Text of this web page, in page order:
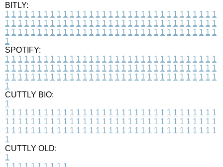
BITLY:
1 1 1 1 1 1 1 1 1 1 1 1 1 1 1 1 1 1 1 1 1 1 1 1 1 1 1 1 1 1 1 1 1
1 1 1 1 1 1 1 1 1 1 1 1 1 1 1 1 1 1 1 1 1 1 1 1 1 1 1 1 1 1 1 1 1
1 1 1 1 1 1 1 1 1 1 1 1 1 1 1 1 1 1 1 1 1 1 1 1 1 1 1 1 1 1 1 1 1
1
SPOTIFY:
1 1 1 1 1 1 1 1 1 1 1 1 1 1 1 1 1 1 1 1 1 1 1 1 1 1 1 1 1 1 1 1 1
1 1 1 1 1 1 1 1 1 1 1 1 1 1 1 1 1 1 1 1 1 1 1 1 1 1 1 1 1 1 1 1 1
1 1 1 1 1 1 1 1 1 1 1 1 1 1 1 1 1 1 1 1 1 1 1 1 1 1 1 1 1 1 1 1 1
1
CUTTLY BIO:
1
1 1 1 1 1 1 1 1 1 1 1 1 1 1 1 1 1 1 1 1 1 1 1 1 1 1 1 1 1 1 1 1 1
1 1 1 1 1 1 1 1 1 1 1 1 1 1 1 1 1 1 1 1 1 1 1 1 1 1 1 1 1 1 1 1 1
1 1 1 1 1 1 1 1 1 1 1 1 1 1 1 1 1 1 1 1 1 1 1 1 1 1 1 1 1 1 1 1 1
1
CUTTLY OLD:
1